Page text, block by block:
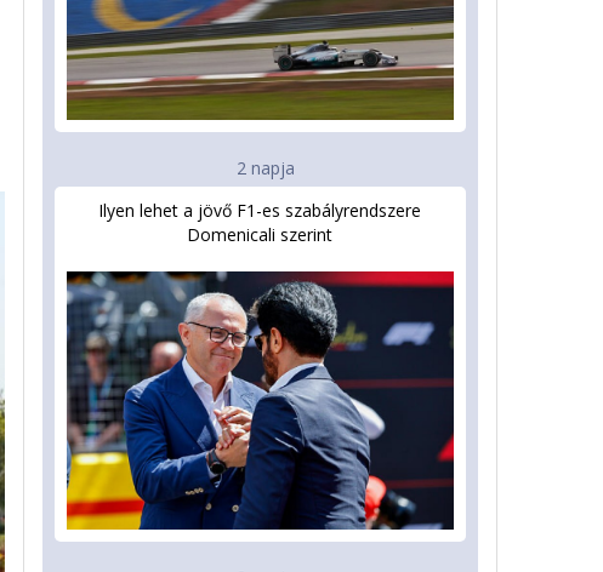
2 napja
Ilyen lehet a jövő F1-es szabályrendszere
Domenicali szerint